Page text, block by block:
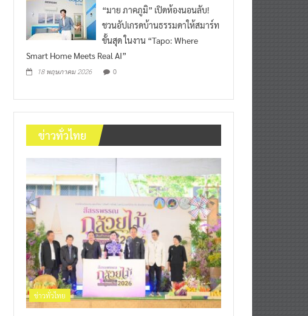
“มาย ภาคภูมิ” เปิดห้องนอนลับ!
ชวนอัปเกรดบ้านธรรมดาให้สมาร์ท
ขั้นสุด ในงาน “Tapo: Where
Smart Home Meets Real AI”
18 พฤษภาคม 2026 0
ข่าวทั่วไทย
ข่าวทั่วไทย